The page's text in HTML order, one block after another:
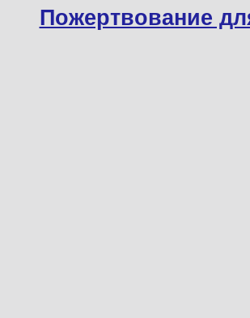
Пожертвование